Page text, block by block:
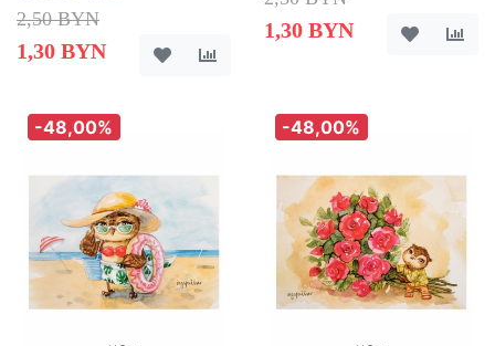
2,50 BYN
1,30 BYN
1,30 BYN
-48,00% -48,00%